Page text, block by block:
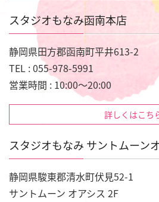
スタジオもなみ函南本店
静岡県田方郡函南町平井613-2
TEL : 055-978-5991
営業時間 : 10:00～20:00
詳しくはこち
スタジオもなみ サントムーン
静岡県駿東郡清水町伏見52-1
サントムーン オアシス 2F